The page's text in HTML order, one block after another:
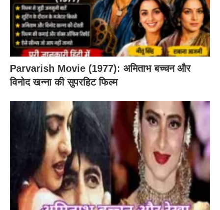
Parvarish Movie (1977): अमिताभ बच्चन और
विनोद खन्ना की सुपरहिट फिल्म